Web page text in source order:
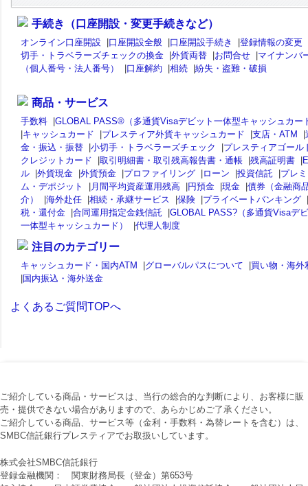
手続き（口座開設・変更手続きなど）
オンライン口座開設 |口座開設全般 |口座開設手続き |登録情報の変更
切手・トラベラーズチェックの換金 |外貨両替 |お問合せ |マイナンバ
（個人番号・法人番号）
|口座解約 |相続 |紛失・盗難・破損
商品・サービス
手数料 |GLOBAL PASS®（多通貨Visaデビット一体型キャッシュカー
|キャッシュカード |プレスティア外貨キャッシュカード |支店・ATM |
金・振込・振替 |小切手・トラベラーズチェック |プレスティアゴール
クレジットカード
|取引明細書・取引残高報告書・通帳 |残高証明書 |
ル |外貨現金 |外貨預金 |プロファイリング |ローン |投資信託 |プレ
ム・デポジット
| 月間平均資産運用残高 |円預金 |現金 |債券（金融商
介）
|海外赴任 |相続・承継サービス |保険 |プライベートバンキング |
税・還付金 |合同運用指定金銭信託 |GLOBAL PASS?（多通貨Visaデ
一体型キャッシュカード）
|代理人制度
注目のカテゴリー
キャッシュカード・国内ATM |グローバルパスについて |買い物・海外
|国内振込・海外送金
よくあるご質問TOPへ
ご紹介している商品・サービスは、当行の総合的な判断により、お客様に販
売・提供できない場合がありますので、あらかじめご了承ください。
ご紹介している商品、サービス等（金利・手数料・為替レートを含む）は、
SMBC信託銀行プレスティアでお取扱いしています。
株式会社SMBC信託銀行
登録金融機関： 関東財務局長（登金）第653号